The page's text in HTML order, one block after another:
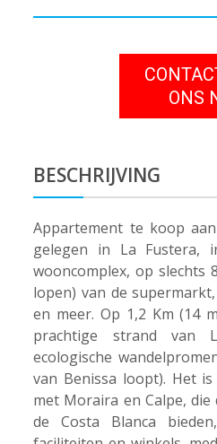
ONS
BESCHRIJVING
Appartement te koop
gelegen in La Fustera,
wooncomplex, op slechts
lopen) van de
en meer. Op 1,2 Km (14
prachtige strand van
ecologische
van Benissa loopt). Het
met Moraira en Calpe,
de Costa Blanca